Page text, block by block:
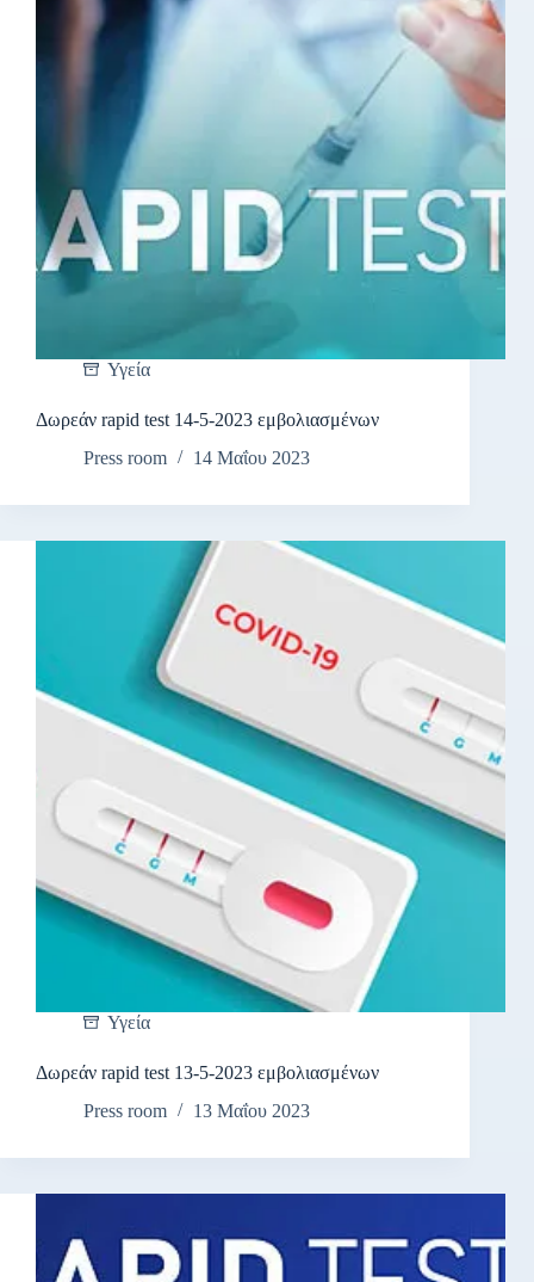
Υγεία
Δωρεάν rapid test 14-5-2023 εμβολιασμένων
Press room
14 Μαΐου 2023
Υγεία
Δωρεάν rapid test 13-5-2023 εμβολιασμένων
Press room
13 Μαΐου 2023